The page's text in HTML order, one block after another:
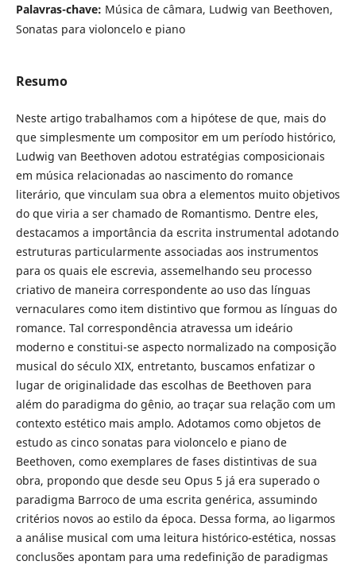
Palavras-chave: Música de câmara, Ludwig van Beethoven,
Sonatas para violoncelo e piano
Resumo
Neste artigo trabalhamos com a hipótese de que, mais do
que simplesmente um compositor em um período histórico,
Ludwig van Beethoven adotou estratégias composicionais
em música relacionadas ao nascimento do romance
literário, que vinculam sua obra a elementos muito objetivos
do que viria a ser chamado de Romantismo. Dentre eles,
destacamos a importância da escrita instrumental adotando
estruturas particularmente associadas aos instrumentos
para os quais ele escrevia, assemelhando seu processo
criativo de maneira correspondente ao uso das línguas
vernaculares como item distintivo que formou as línguas do
romance. Tal correspondência atravessa um ideário
moderno e constitui-se aspecto normalizado na composição
musical do século XIX, entretanto, buscamos enfatizar o
lugar de originalidade das escolhas de Beethoven para
além do paradigma do gênio, ao traçar sua relação com um
contexto estético mais amplo. Adotamos como objetos de
estudo as cinco sonatas para violoncelo e piano de
Beethoven, como exemplares de fases distintivas de sua
obra, propondo que desde seu Opus 5 já era superado o
paradigma Barroco de uma escrita genérica, assumindo
critérios novos ao estilo da época. Dessa forma, ao ligarmos
a análise musical com uma leitura histórico-estética, nossas
conclusões apontam para uma redefinição de paradigmas